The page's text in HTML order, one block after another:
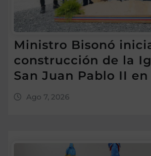
Ministro Bisonó
construcción de la
San Juan Pablo II
Ago 7, 2026